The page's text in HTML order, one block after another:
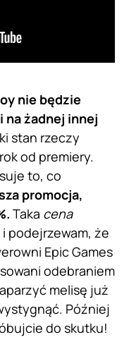
nie będzie
na żadnej innej
stan rzeczy
od premiery.
to, co
promocja,
Taka cena
podejrzewam, że
Epic Games
odebraniem
melisę już
Później
do skutku!